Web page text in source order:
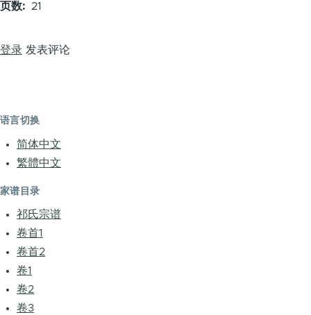
页数 21
登录 发表评论
语言切换
简体中文
繁體中文
家谱目录
祁氏宗谱
卷首1
卷首2
卷1
卷2
卷3